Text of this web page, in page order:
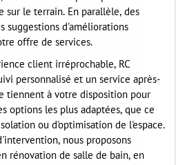
le terrain. En parallèle, des
suggestions d'améliorations
offre de services.
client irréprochable, RC
personnalisé et un service après-
tiennent à votre disposition pour
options les plus adaptées, que ce
ou d'optimisation de l'espace.
nous proposons
rénovation de salle de bain, en